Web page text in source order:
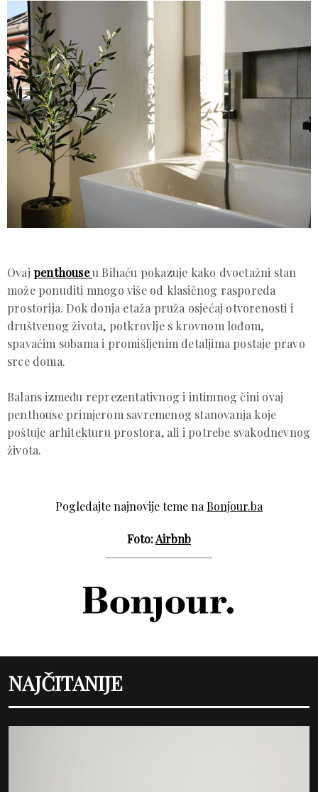
Ovaj penthouseu Bihaću pokazuje kako dvoetažni stan
može ponuditi mnogo više od klasičnog rasporeda
prostorija. Dok donja etaža pruža osjećaj otvorenosti i
društvenog života, potkrovlje s krovnom lođom,
spavaćim sobama i promišljenim detaljima postaje pravo
srce doma.
Balans između reprezentativnog i intimnog čini ovaj
penthouse primjerom savremenog stanovanja koje
poštuje arhitekturu prostora, ali i potrebe svakodnevnog
života.
Pogledajte najnovije teme naBonjour.ba
Foto:Airbnb
NAJČITANIJE